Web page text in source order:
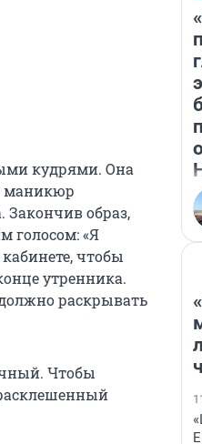
кудрями. Она
маникюр
образ,
голосом: «Я
чтобы
утренника.
раскрывать
Чтобы